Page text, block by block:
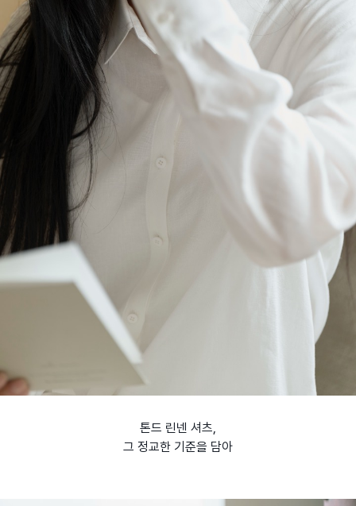
톤드 린넨 셔츠,
그 정교한 기준을 담아